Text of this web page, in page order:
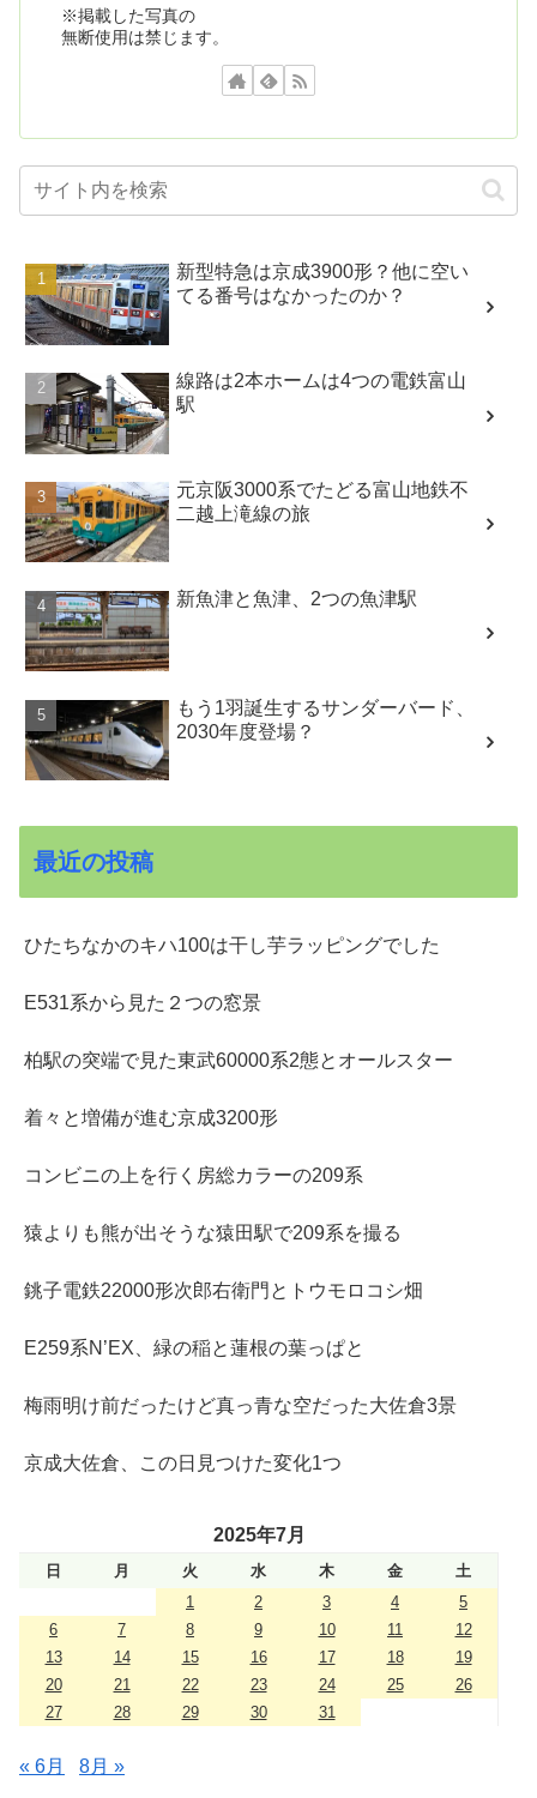
※掲載した写真の
無断使用は禁じます。
新型特急は京成3900形？他に空い
てる番号はなかったのか？
線路は2本ホームは4つの電鉄富山
駅
元京阪3000系でたどる富山地鉄不
二越上滝線の旅
新魚津と魚津、2つの魚津駅
もう1羽誕生するサンダーバード、
2030年度登場？
最近の投稿
ひたちなかのキハ100は干し芋ラッピングでした
E531系から見た２つの窓景
柏駅の突端で見た東武60000系2態とオールスター
着々と増備が進む京成3200形
コンビニの上を行く房総カラーの209系
猿よりも熊が出そうな猿田駅で209系を撮る
銚子電鉄22000形次郎右衛門とトウモロコシ畑
E259系N’EX、緑の稲と蓮根の葉っぱと
梅雨明け前だったけど真っ青な空だった大佐倉3景
京成大佐倉、この日見つけた変化1つ
2025年7月
日 月 火 水 木 金
土
1
2 3 4
5
6
7 8 9 10 11
12
13
14 15 16 17 18
19
20
21 22 23 24 25
26
27
28 29 30 31
« 6月 8月 »